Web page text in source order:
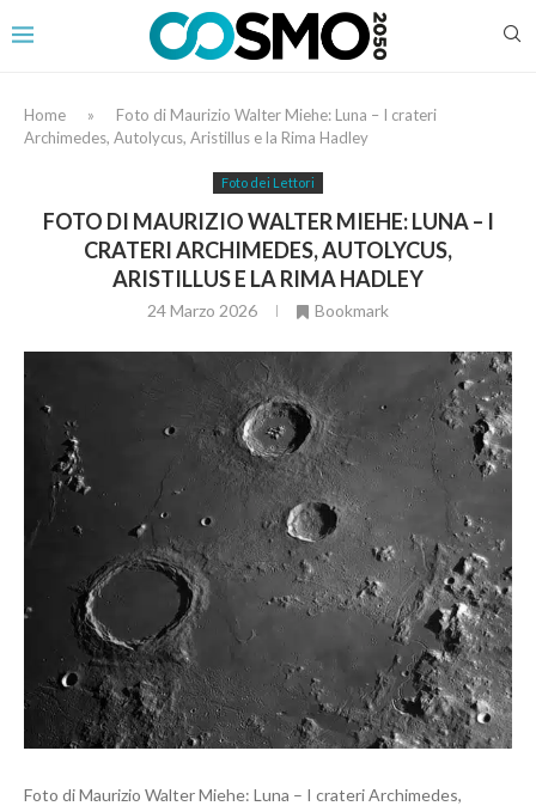
Home »
Foto di Maurizio Walter Miehe: Luna – I crateri
Archimedes, Autolycus, Aristillus e la Rima Hadley
Foto dei Lettori
FOTO DI MAURIZIO WALTER MIEHE: LUNA – I
CRATERI ARCHIMEDES, AUTOLYCUS,
ARISTILLUS E LA RIMA HADLEY
24 Marzo 2026 Bookmark
Foto di Maurizio Walter Miehe: Luna – I crateri Archimedes,